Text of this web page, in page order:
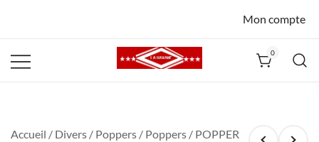
Mon compte
0
Accueil / Divers / Poppers / Poppers / POPPER